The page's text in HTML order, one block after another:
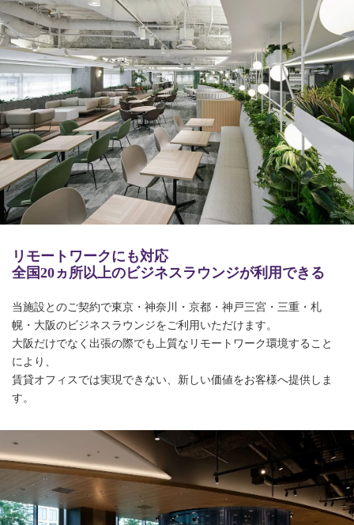
リモートワークにも対応
全国20ヵ所以上のビジネスラウンジが利用できる
当施設とのご契約で東京・神奈川・京都・神戸三宮・三重・札
幌・大阪のビジネスラウンジをご利用いただけます。
大阪だけでなく出張の際でも上質なリモートワーク環境すること
により、
賃貸オフィスでは実現できない、新しい価値をお客様へ提供しま
す。